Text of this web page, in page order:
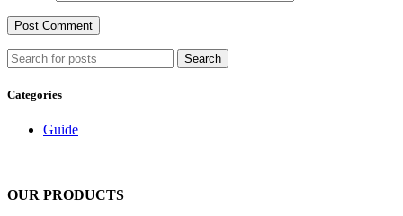
Search
Categories
Guide
OUR PRODUCTS